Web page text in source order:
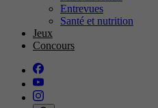
Entrevues
Santé et nutrition
Jeux
Concours